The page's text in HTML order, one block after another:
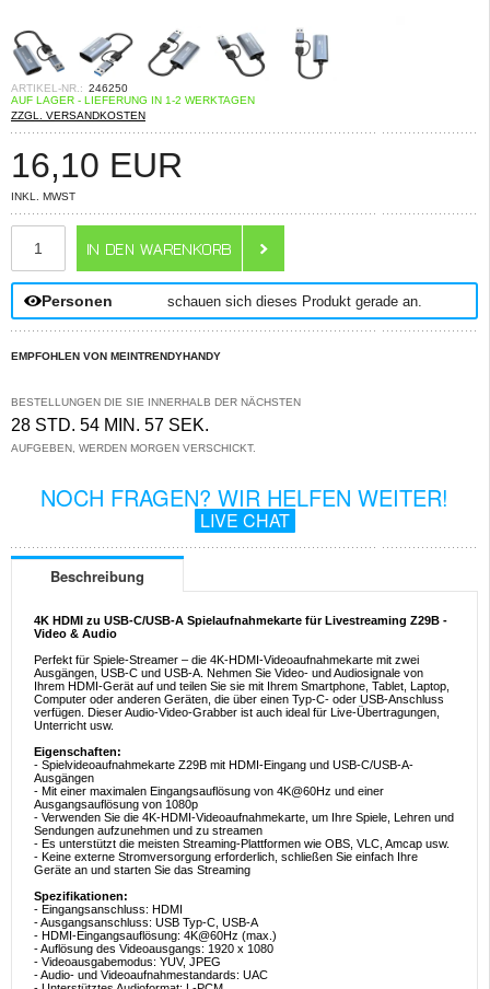
ARTIKEL-NR.: 246250
AUF LAGER - LIEFERUNG IN 1-2 WERKTAGEN
ZZGL. VERSANDKOSTEN
16,10 EUR
INKL. MWST
Personen schauen sich dieses Produkt gerade an.
EMPFOHLEN VON MEINTRENDYHANDY
BESTELLUNGEN DIE SIE INNERHALB DER NÄCHSTEN
28 STD. 54 MIN. 57 SEK.
AUFGEBEN, WERDEN MORGEN VERSCHICKT.
NOCH FRAGEN? WIR HELFEN WEITER!
LIVE CHAT
Beschreibung
4K HDMI zu USB-C/USB-A Spielaufnahmekarte für Livestreaming Z29B -
Video & Audio
Perfekt für Spiele-Streamer – die 4K-HDMI-Videoaufnahmekarte mit zwei
Ausgängen, USB-C und USB-A. Nehmen Sie Video- und Audiosignale von
Ihrem HDMI-Gerät auf und teilen Sie sie mit Ihrem Smartphone, Tablet, Laptop,
Computer oder anderen Geräten, die über einen Typ-C- oder USB-Anschluss
verfügen. Dieser Audio-Video-Grabber ist auch ideal für Live-Übertragungen,
Unterricht usw.
Eigenschaften:
- Spielvideoaufnahmekarte Z29B mit HDMI-Eingang und USB-C/USB-A-
Ausgängen
- Mit einer maximalen Eingangsauflösung von 4K@60Hz und einer
Ausgangsauflösung von 1080p
- Verwenden Sie die 4K-HDMI-Videoaufnahmekarte, um Ihre Spiele, Lehren und
Sendungen aufzunehmen und zu streamen
- Es unterstützt die meisten Streaming-Plattformen wie OBS, VLC, Amcap usw.
- Keine externe Stromversorgung erforderlich, schließen Sie einfach Ihre
Geräte an und starten Sie das Streaming
Spezifikationen:
- Eingangsanschluss: HDMI
- Ausgangsanschluss: USB Typ-C, USB-A
- HDMI-Eingangsauflösung: 4K@60Hz (max.)
- Auflösung des Videoausgangs: 1920 x 1080
- Videoausgabemodus: YUV, JPEG
- Audio- und Videoaufnahmestandards: UAC